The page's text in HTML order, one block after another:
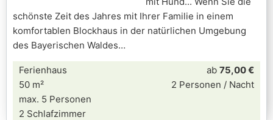
schönste Zeit des Jahres mit Ihrer Familie in einem
komfortablen Blockhaus in der natürlichen Umgebung
des Bayerischen Waldes
Ferienhaus
50 m²
max. 5 Personen
2 Schlafzimmer
ab 75,00 €
2 Personen / Nacht